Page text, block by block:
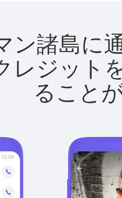
ン諸島に
レジット
ること